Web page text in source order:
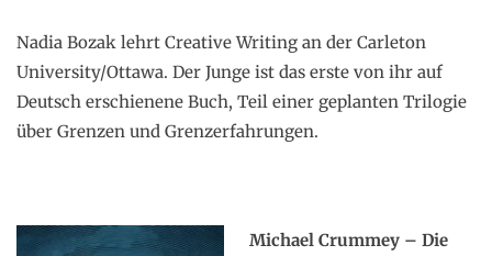
Nadia Bozak lehrt Creative Writing an der Carleton
University/Ottawa. Der Junge ist das erste von ihr auf
Deutsch erschienene Buch, Teil einer geplanten Trilogie
über Grenzen und Grenzerfahrungen.
Michael Crummey – Die